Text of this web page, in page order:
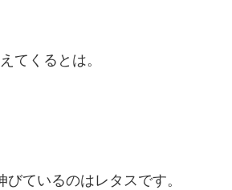
てくるとは。
ているのはレタスです。